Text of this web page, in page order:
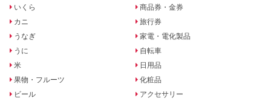
いくら
カニ
うなぎ
うに
米
果物・フルーツ
ビール
商品券・金券
旅行券
家電・電化製品
自転車
日用品
化粧品
アクセサリー